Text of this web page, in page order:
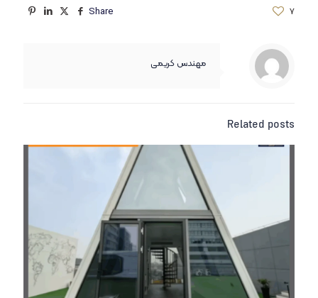
Share 7
مهندس کریمی
Related posts